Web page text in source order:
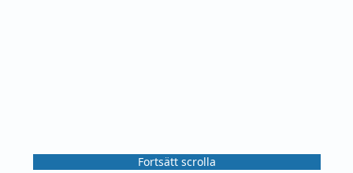
Fortsätt scrolla